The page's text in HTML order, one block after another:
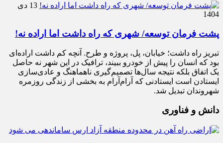
13 دی
1404
پشت فرمان توسعه/ شهری که راه داشت اما اراده نه!
تبریز راه داشت؛ خیابان، پل، پروژه و طرح. آنچه کم داشت اراده‌ای
بود که انسان را پیش از خودرو ببیند، ترافیک در این شهر نه حاصل
یک اتفاق بلکه نتیجه سال‌ها تصمیم‌گیری ناهماهنگ و عادی‌سازی
ایستادن است ایستادنی که آرام‌آرام به بخشی از زندگی روزمره
شهروندان تبدیل شد.
دانش و فناوری